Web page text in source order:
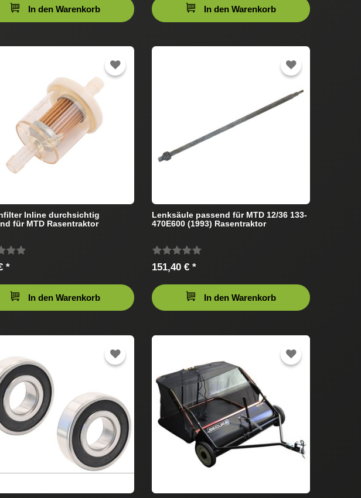
In den Warenkorb In den Warenkorb
Inline durchsichtig
für MTD Rasentraktor
*
In den Warenkorb
Lenksäule passend für MTD 12/36 133-
470E600 (1993) Rasentraktor
151,40 € *
In den Warenkorb